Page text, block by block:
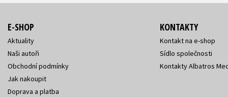
E-SHOP
Aktuality
Naši autoři
Obchodní podmínky
Jak nakoupit
Doprava a platba
KONTAKTY
Kontakt na e-shop
Sídlo společnosti
Kontakty Albatros